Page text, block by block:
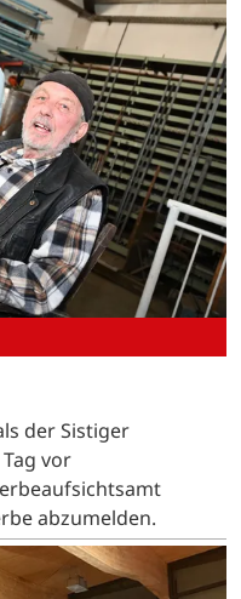
der Sistiger
vor
abzumelden.